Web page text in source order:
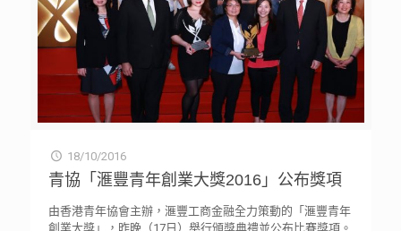
18/10/2016
青協「滙豐青年創業大獎2016」公布獎項
由香港青年協會主辦，滙豐工商金融全力策動的「滙豐青年
創業大獎」，昨晚（17日）舉行頒獎典禮並公布比賽獎項。